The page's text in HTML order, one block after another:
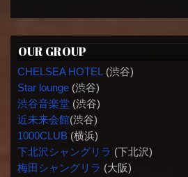
OUR GROUP
CHELSEA HOTEL (渋谷)
Star lounge(渋谷)
渋谷音楽堂(渋谷)
近未来会館(渋谷)
1000CLUB(横浜)
下北沢シャングリラ (下北沢)
梅田シャングリラ (大阪)